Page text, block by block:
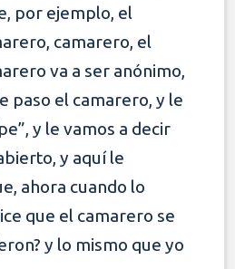
por ejemplo, el
camarero, el
va a ser anónimo,
paso el camarero, y le
y le vamos a decir
y aquí le
ahora cuando lo
que el camarero se
y lo mismo que yo